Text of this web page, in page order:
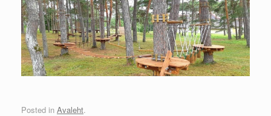
Posted in Avaleht.